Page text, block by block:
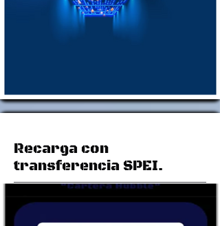
Recarga con
transferencia SPEI.